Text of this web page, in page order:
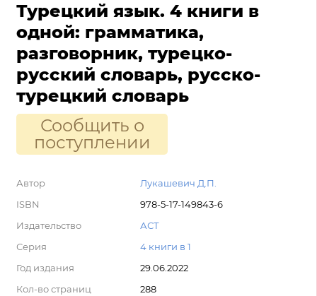
Турецкий язык. 4 книги в
одной: грамматика,
разговорник, турецко-
русский словарь, русско-
турецкий словарь
Сообщить о
поступлении
Автор
Лукашевич Д.П.
ISBN
978-5-17-149843-6
Издательство
АСТ
Серия
4 книги в 1
Год издания
29.06.2022
Кол-во страниц
288